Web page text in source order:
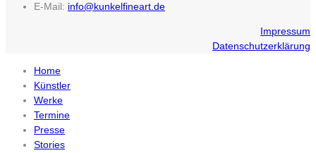
E-Mail: info@kunkelfineart.de
Impressum
Datenschutzerklärung
Home
Künstler
Werke
Termine
Presse
Stories